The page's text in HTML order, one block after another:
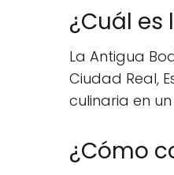
¿Cuál
La Antigua
Ciudad Real,
culinaria en
¿Cómo